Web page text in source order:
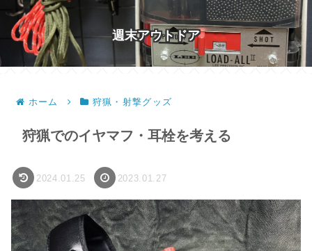
週末アウトドア
ホーム 狩猟・射撃グッズ
狩猟でのイヤマフ・耳栓を考える
2024.01.25 2023.01.27